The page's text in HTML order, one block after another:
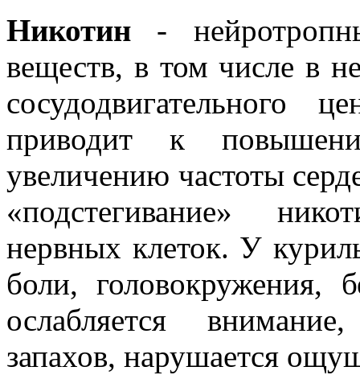
Никотин
-
веществ, в том числе в
сосудодвигательного
приводит к
увеличению частоты
«подстегивание»
нервных клеток. У
боли, головокружения,
ослабляется
запахов, нарушается